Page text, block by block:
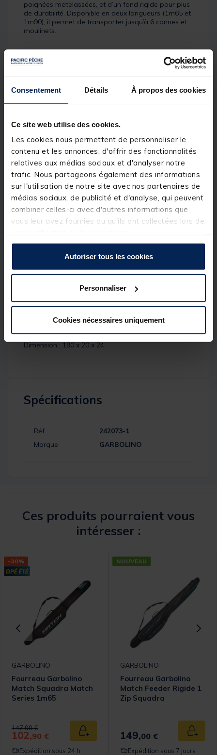
Consentement Détails À propos des cookies
Ce site web utilise des cookies.
Les cookies nous permettent de personnaliser le
contenu et les annonces, d'offrir des fonctionnalités
relatives aux médias sociaux et d'analyser notre
trafic. Nous partageons également des informations
sur l'utilisation de notre site avec nos partenaires de
médias sociaux, de publicité et d'analyse, qui peuvent
combiner celles-ci avec d'autres informations que
vous leur avez fournies ou qu'ils ont collectées lors de
Autoriser tous les cookies
Personnaliser
Cookies nécessaires uniquement
poignées matelassées, et d’un fond rigide pour plus
de durabilité. Disponible en deux longueurs (1m65 et
1m90), il permet de transporter jusqu’à 6 cannes et
moulinets.
Design carbone -Sangles bretelles tissées avec
compartiments
Chaque compartiment dispose d’une poche
bloc talon canne permettant de positionner en
décalage vos cannes et moulinets, ceci est la
garantie contre l’entrechoquement
Cloisons internes matelassées
Toile 600D imperméable
Zips bicolore (Tissu du zip noir / Dents bleues)
Fond Rigide
Permet de stocker jusqu’à 6 cannes et
Dimension : 190 x 20 x 24
Spécifications
Réf.
242073-1
Marque
GARBOLINO
Ces produits pourraient vous
intéresser :
panier
-30%
GARBOLINO
Fourreau Garbolino
Match Squadra Match
Series 1m65
Price reduced from
147,00 €to
102,90 € Ajouter au panier
Expédition sous 24 h
NOUVEAU
GARBOLINO
Fourreau Garbolino
Match Feeder Rigide 1
Zip Squadra
149,00 €
Expédition sous 7 jours